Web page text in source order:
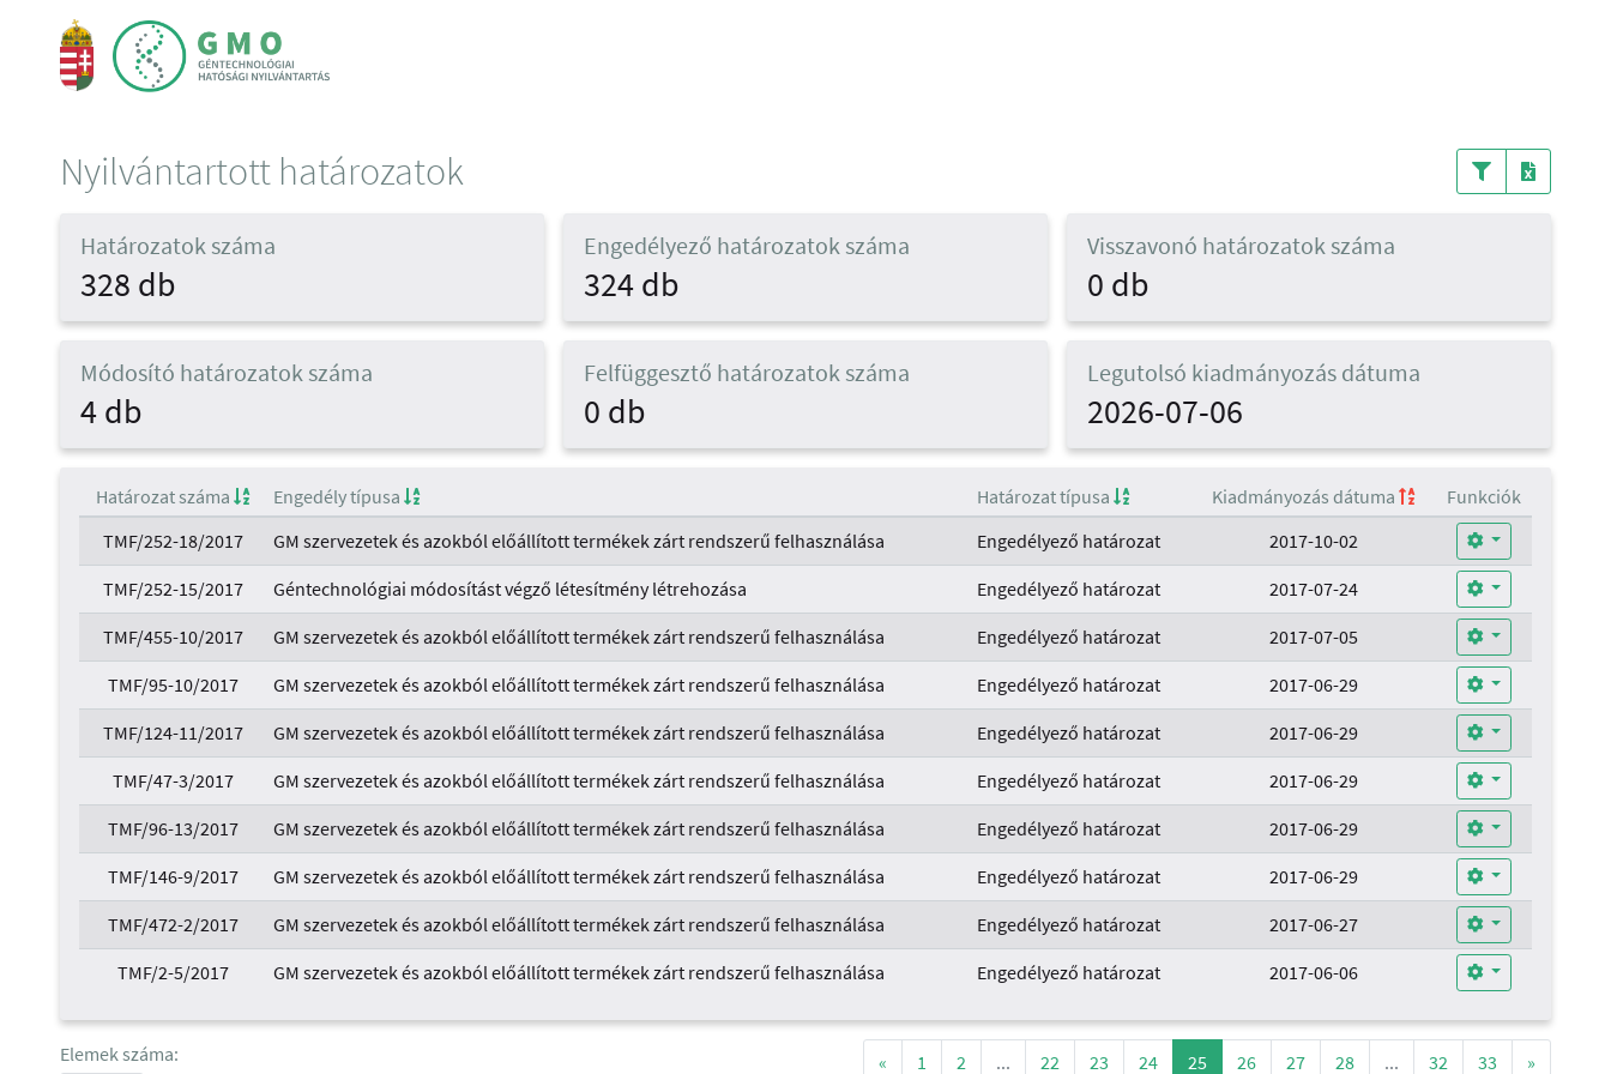
Nyilvántartott határozatok
328 db
Határozatok száma
324 db
Engedélyező határozatok száma
0 db
Visszavonó határozatok száma
4 db
Módosító határozatok száma
0 db
Felfüggesztő határozatok száma
2026-07-06
Legutolsó kiadmányozás dátuma
Határozat száma Engedély típusa Határozat típusa Kiadmányozás dátuma
Funkciók
TMF/252-18/2017
GM szervezetek és azokból előállított termékek zárt rendszerű felhasználása Engedélyező határozat
2017-10-02
TMF/252-15/2017
Géntechnológiai módosítást végző létesítmény létrehozása Engedélyező határozat
2017-07-24
TMF/455-10/2017
GM szervezetek és azokból előállított termékek zárt rendszerű felhasználása Engedélyező határozat
2017-07-05
TMF/95-10/2017
GM szervezetek és azokból előállított termékek zárt rendszerű felhasználása Engedélyező határozat
2017-06-29
TMF/124-11/2017
GM szervezetek és azokból előállított termékek zárt rendszerű felhasználása Engedélyező határozat
2017-06-29
TMF/47-3/2017
GM szervezetek és azokból előállított termékek zárt rendszerű felhasználása Engedélyező határozat
2017-06-29
TMF/96-13/2017
GM szervezetek és azokból előállított termékek zárt rendszerű felhasználása Engedélyező határozat
2017-06-29
TMF/146-9/2017
GM szervezetek és azokból előállított termékek zárt rendszerű felhasználása Engedélyező határozat
2017-06-29
TMF/472-2/2017
GM szervezetek és azokból előállított termékek zárt rendszerű felhasználása Engedélyező határozat
2017-06-27
TMF/2-5/2017
GM szervezetek és azokból előállított termékek zárt rendszerű felhasználása Engedélyező határozat 2017-06-06
Elemek száma: « 1 2 ... 22 23 24 25 26 27 28 ... 32 33 »